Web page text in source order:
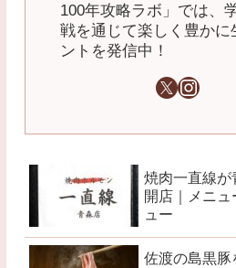
100年攻略ラボ」では、
戦を通じて楽しく豊かに
ントを発信中！
焼肉一直線が
開店｜メニ
ュー
佐渡の島黒豚